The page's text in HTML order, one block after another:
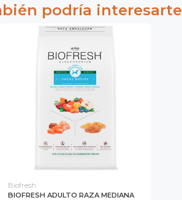
podría interesarte
Biofresh
BIOFRESH ADULTO RAZA MEDIANA